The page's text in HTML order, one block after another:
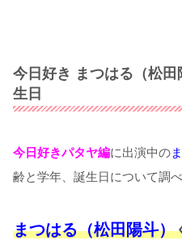
今日好き まつはる（松
生日
今日好きパタヤ編に出演中の
齢と学年、誕生日について調べ
まつはる（松田陽斗）